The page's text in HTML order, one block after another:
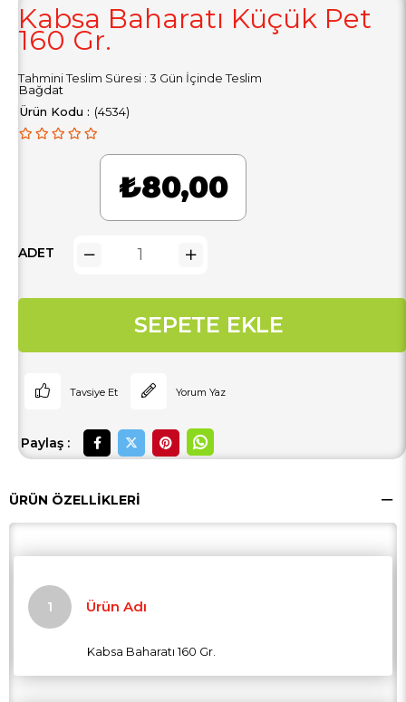
Kabsa Baharatı Küçük Pet
160 Gr.
Tahmini Teslim Süresi : 3 Gün İçinde Teslim
Bağdat
(4534)
₺80,00
ADET
Tavsiye Et Yorum Yaz
Paylaş :
ÜRÜN ÖZELLIKLERI
Ürün Adı
Kabsa Baharatı 160 Gr.